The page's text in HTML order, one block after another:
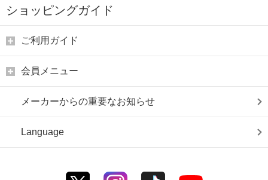
ショッピングガイド
ご利用ガイド
会員メニュー
メーカーからの重要なお知らせ
Language